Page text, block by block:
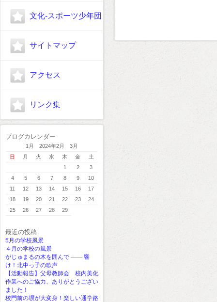
文化-スポーツ少年団
サイトマップ
アクセス
リンク集
ブログカレンダー
1月 2024年2月 3月
日
月 火 水 木 金
土
1
2
3
4
5 6 7 8 9
10
11
12 13 14 15 16
17
18
19 20 21 22 23
24
25
26 27 28 29
最近の投稿
5月の学校風景
４月の学校の風景
がじゅまるの木を囲んで ―― 響
け！北中っ子の歌声
【活動報告】父母教師会 校内美化
作業へのご協力、ありがとうござい
ました！
校門前の塀が大変身！楽しい通学路